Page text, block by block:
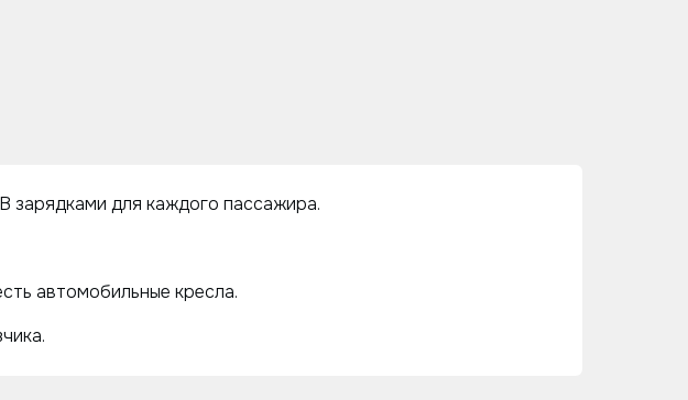
зарядками для каждого пассажира.
автомобильные кресла.